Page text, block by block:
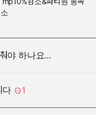
야 하나요...
다 1